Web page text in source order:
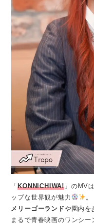
「KONNICHIWA! 」のMV
ップな世界観が魅力
。
メリーゴーランドや園内を
まるで青春映画のワンシー